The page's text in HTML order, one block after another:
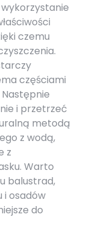
czemu
częściami
i przetrzeć
metodą
z wodą,
z
Warto
balustrad,
i osadów
do